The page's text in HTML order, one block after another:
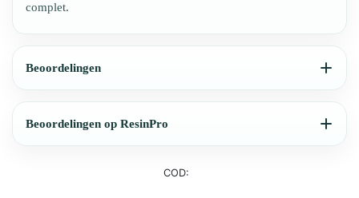
complet.
Beoordelingen
Beoordelingen op ResinPro
COD: